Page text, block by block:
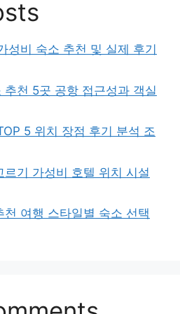
성비 숙소 추천 및 실제 후기
천 5곳 공항 접근성과 객실
5 위치 장점 후기 분석 조
기 가성비 호텔 위치 시설
여행 스타일별 숙소 선택